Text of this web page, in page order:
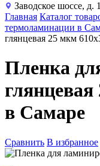
Заводское шоссе, д.
Главная Каталог
термоламинации в
глянцевая 25 мкм
Пленка
в Самаре
Сравнить В избранное